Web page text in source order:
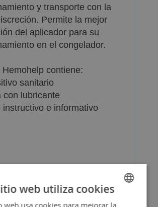
y transporte con la
Permite la mejor
del aplicador para su
en el congelador.
Hemohelp contiene:
sanitario
con lubricante
instructivo e informativo
SPANISH
web utiliza cookies
web usa cookies para mejorar la